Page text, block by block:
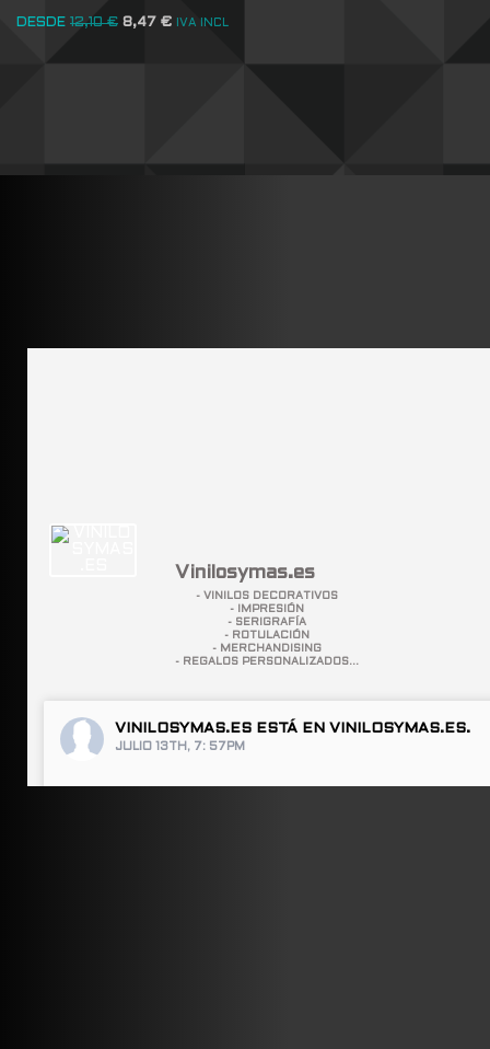
DESDE 12,10€ 8,47 € IVA INCL
Vinilosymas.es
- VINILOS DECORATIVOS
- IMPRESIÓN
- SERIGRAFÍA
- ROTULACIÓN
- MERCHANDISING
- REGALOS PERSONALIZADOS...
VINILOSYMAS.ES ESTÁ EN VINILOSYMAS.ES.
JULIO 13TH, 7: 57PM